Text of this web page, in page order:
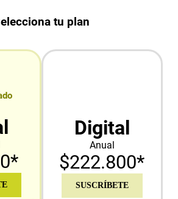
tu plan
Digital
Anual
$222.800*
SUSCRÍBETE